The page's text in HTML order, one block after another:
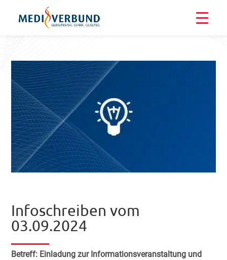
Infoschreiben vom
03.09.2024
Betreff: Einladung zur Informationsveranstaltung und